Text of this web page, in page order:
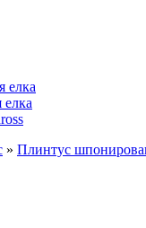
елка
елка
» Плинтус